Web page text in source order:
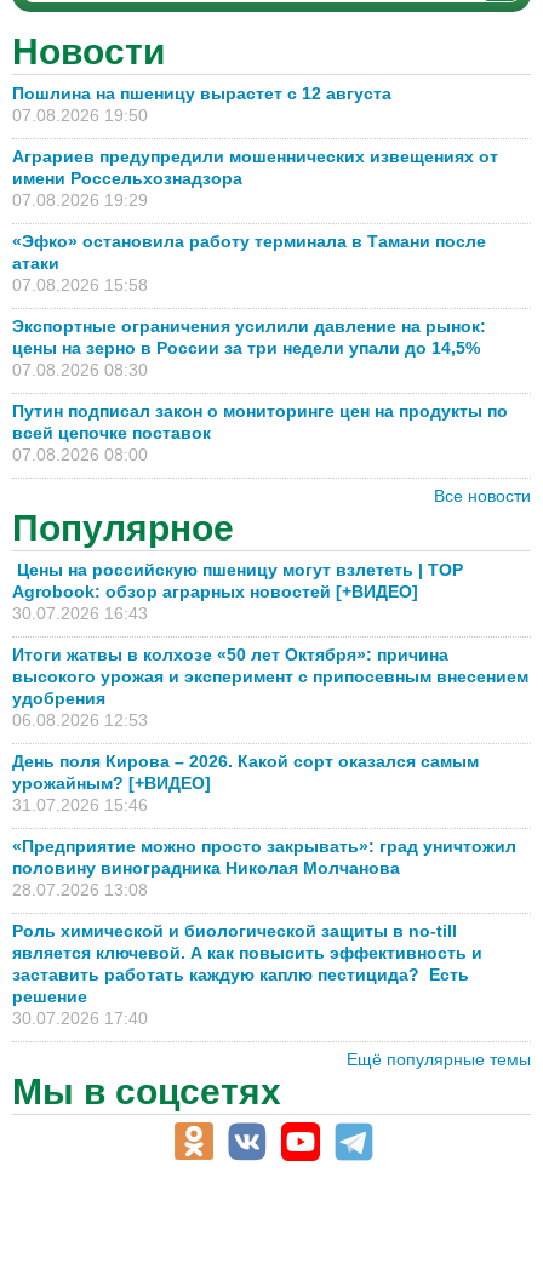
Новости
Пошлина на пшеницу вырастет с 12 августа
07.08.2026 19:50
Аграриев предупредили мошеннических извещениях от
имени Россельхознадзора
07.08.2026 19:29
«Эфко» остановила работу терминала в Тамани после
атаки
07.08.2026 15:58
Экспортные ограничения усилили давление на рынок:
цены на зерно в России за три недели упали до 14,5%
07.08.2026 08:30
Путин подписал закон о мониторинге цен на продукты по
всей цепочке поставок
07.08.2026 08:00
Все новости
Популярное
Цены на российскую пшеницу могут взлететь | TOP
Agrobook: обзор аграрных новостей [+ВИДЕО]
30.07.2026 16:43
Итоги жатвы в колхозе «50 лет Октября»: причина
высокого урожая и эксперимент с припосевным внесением
удобрения
06.08.2026 12:53
День поля Кирова – 2026. Какой сорт оказался самым
урожайным? [+ВИДЕО]
31.07.2026 15:46
«Предприятие можно просто закрывать»: град уничтожил
половину виноградника Николая Молчанова
28.07.2026 13:08
Роль химической и биологической защиты в no-till
является ключевой. А как повысить эффективность и
заставить работать каждую каплю пестицида? Есть
решение
30.07.2026 17:40
Ещё популярные темы
Мы в соцсетях